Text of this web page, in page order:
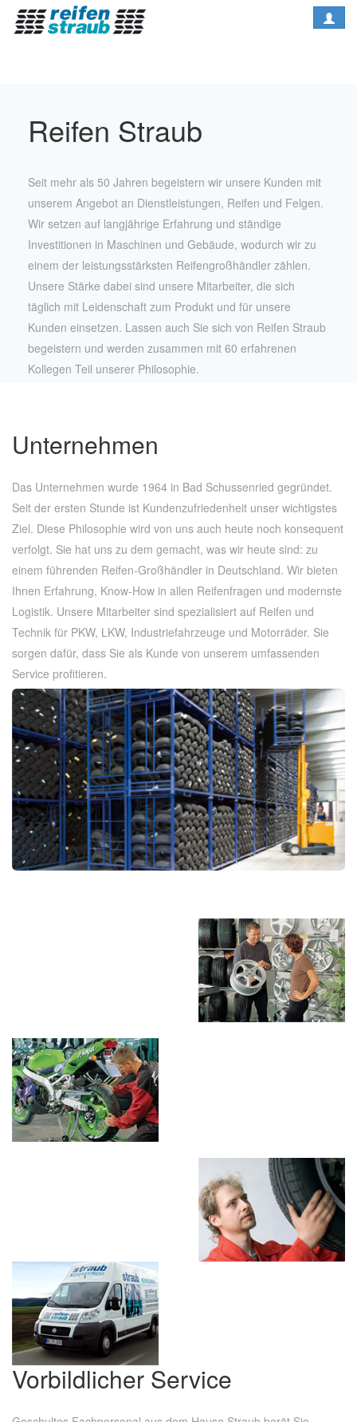
Reifen Straub
Seit mehr als 50 Jahren begeistern wir unsere Kunden mit
unserem Angebot an Dienstleistungen, Reifen und Felgen.
Wir setzen auf langjährige Erfahrung und ständige
Investitionen in Maschinen und Gebäude, wodurch wir zu
einem der leistungsstärksten Reifengroßhändler zählen.
Unsere Stärke dabei sind unsere Mitarbeiter, die sich
täglich mit Leidenschaft zum Produkt und für unsere
Kunden einsetzen. Lassen auch Sie sich von Reifen Straub
begeistern und werden zusammen mit 60 erfahrenen
Kollegen Teil unserer Philosophie.
Unternehmen
Das Unternehmen wurde 1964 in Bad Schussenried gegründet.
Seit der ersten Stunde ist Kundenzufriedenheit unser wichtigstes
Ziel. Diese Philosophie wird von uns auch heute noch konsequent
verfolgt. Sie hat uns zu dem gemacht, was wir heute sind: zu
einem führenden Reifen-Großhändler in Deutschland. Wir bieten
Ihnen Erfahrung, Know-How in allen Reifenfragen und modernste
Logistik. Unsere Mitarbeiter sind spezialisiert auf Reifen und
Technik für PKW, LKW, Industriefahrzeuge und Motorräder. Sie
sorgen dafür, dass Sie als Kunde von unserem umfassenden
Service profitieren.
Vorbildlicher Service